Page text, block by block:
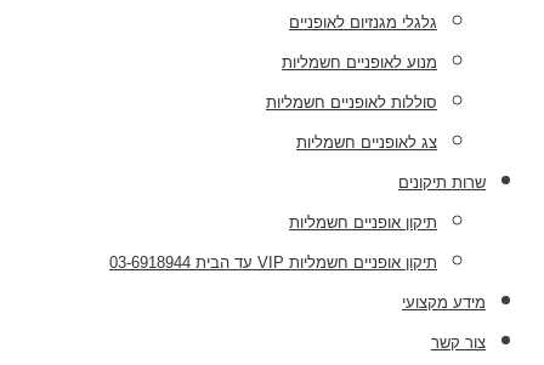
גלגלי מגנזיום לאופניים
מנוע לאופניים חשמליות
סוללות לאופניים חשמליות
צג לאופניים חשמליות
שרות תיקונים
תיקון אופניים חשמליות
תיקון אופניים חשמליות VIP עד הבית 03-6918944
מידע מקצועי
צור קשר